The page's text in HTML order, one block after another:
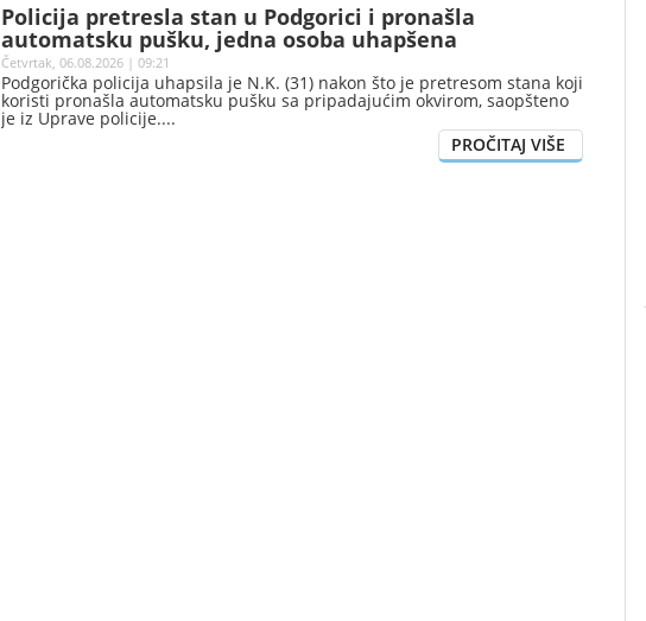
Policija pretresla stan u Podgorici i pronašla
automatsku pušku, jedna osoba uhapšena
Četvrtak, 06.08.2026 | 09:21
Podgorička policija uhapsila je N.K. (31) nakon što je pretresom stana koji
koristi pronašla automatsku pušku sa pripadajućim okvirom, saopšteno
je iz Uprave policije.